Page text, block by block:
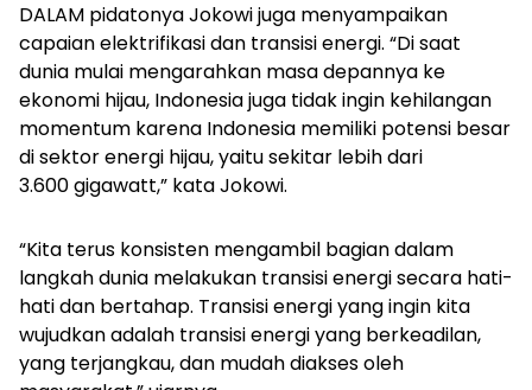
DALAM pidatonya Jokowi juga menyampaikan
capaian elektrifikasi dan transisi energi. “Di saat
dunia mulai mengarahkan masa depannya ke
ekonomi hijau, Indonesia juga tidak ingin kehilangan
momentum karena Indonesia memiliki potensi besar
di sektor energi hijau, yaitu sekitar lebih dari
3.600 gigawatt,” kata Jokowi.
“Kita terus konsisten mengambil bagian dalam
langkah dunia melakukan transisi energi secara hati-
hati dan bertahap. Transisi energi yang ingin kita
wujudkan adalah transisi energi yang berkeadilan,
yang terjangkau, dan mudah diakses oleh